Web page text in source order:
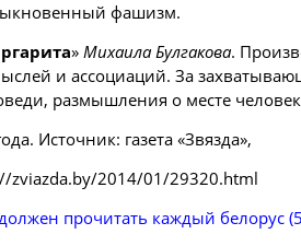
фашизм.
» Михаила Булгакова.
и ассоциаций. За
размышления о месте
Источник: газета «Звязда»,
zviazda.by/2014/01/29320.html
прочитать каждый белорус